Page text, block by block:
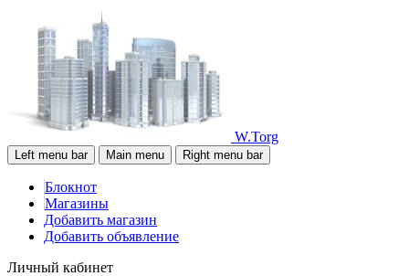
W.Torg
Left menu bar Main menu Right menu bar
Блокнот
Магазины
Добавить магазин
Добавить объявление
Личный кабинет